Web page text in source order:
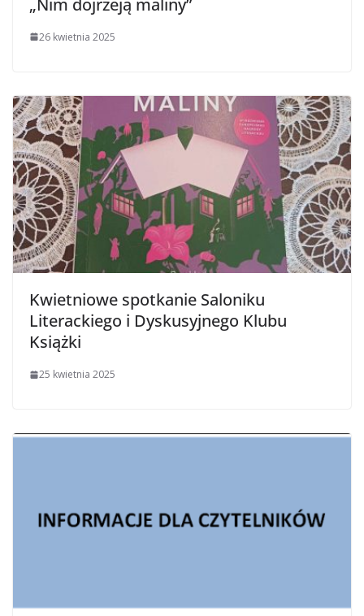
26 kwietnia 2025
Kwietniowe spotkanie Saloniku
Literackiego i Dyskusyjnego Klubu
Książki
25 kwietnia 2025